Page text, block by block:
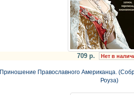
709 р. Нет в
Приношение Православного Американца.
Роуза)